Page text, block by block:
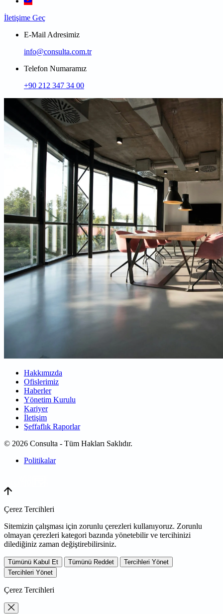
İletişime Geç
E-Mail Adresimiz
info@consulta.com.tr
Telefon Numaramız
+90 212 347 34 00
Hakkımızda
Ofislerimiz
Haberler
Yönetim Kurulu
Kariyer
İletişim
Şeffaflık Raporlar
© 2026 Consulta - Tüm Hakları Saklıdır.
Politikalar
Çerez Tercihleri
Sitemizin çalışması için zorunlu çerezleri kullanıyoruz. Zorunlu
olmayan çerezleri kategori bazında yönetebilir ve tercihinizi
dilediğiniz zaman değiştirebilirsiniz.
Tümünü Kabul Et Tümünü Reddet
Tercihleri Yönet
Tercihleri Yönet
Çerez Tercihleri